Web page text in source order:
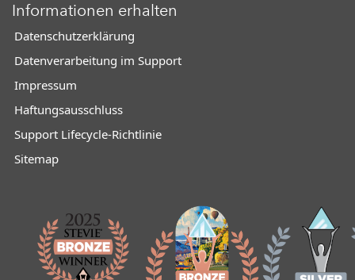
Informationen erhalten
Datenschutzerklärung
Datenverarbeitung im Support
Impressum
Haftungsausschluss
Support Lifecycle-Richtlinie
Sitemap